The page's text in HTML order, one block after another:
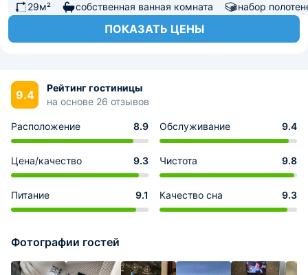
29м²
собственная ванная комната набор
ПОКАЗАТЬ ЦЕНЫ
9.4
Рейтинг гостиницы
на основе 26 отзывов
Расположение 8.9 Обслуживание 9.4
Цена/качество 9.3 Чистота 9.8
Питание 9.1 Качество сна 9.3
Фотографии гостей